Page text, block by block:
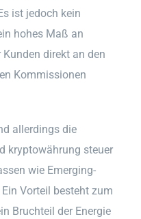
ist jedoch kein
hohes Maß an
Kunden direkt an den
Kommissionen
allerdings die
kryptowährung steuer
wie Emerging-
Vorteil besteht zum
Bruchteil der Energie